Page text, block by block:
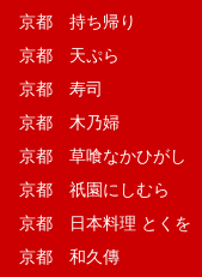
京都 持ち帰り
京都 天ぷら
京都 寿司
京都 木乃婦
京都 草喰なかひがし
京都 祇園にしむら
京都 日本料理 とくを
京都 和久傳